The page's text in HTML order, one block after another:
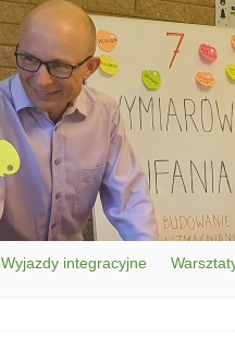
Wyjazdy integracyjne